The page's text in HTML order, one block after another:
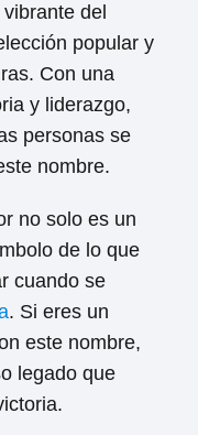
del
popular y
Con una
y liderazgo,
personas se
nombre.
no solo es un
de lo que
cuando se
. Si eres un
este nombre,
legado que